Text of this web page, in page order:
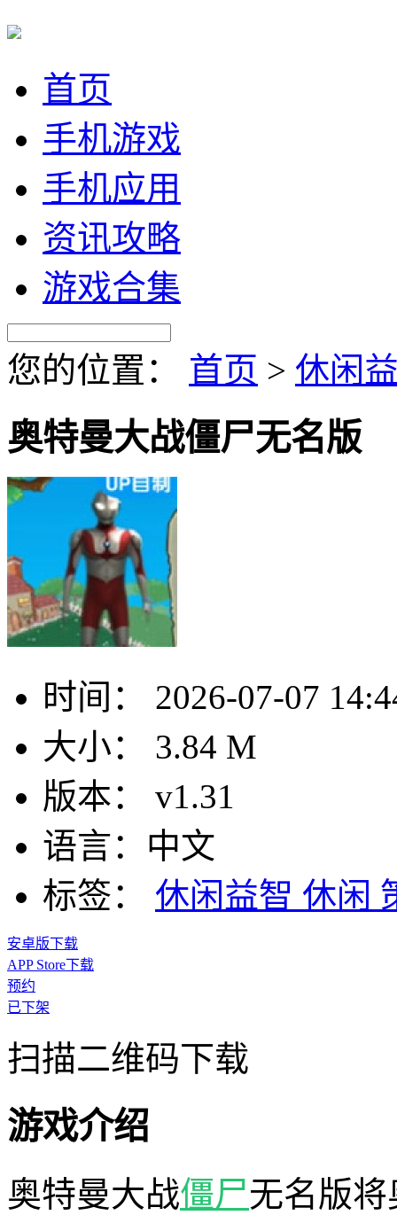
首页
手机游戏
手机应用
资讯攻略
游戏合集
您的位置： 首页 > 休闲
奥特曼大战僵尸无名版
时间：
2026-07-07
大小：
3.84 M
版本：
v1.31
语言： 中文
标签：
休闲益智 休闲
安卓版下载
APP Store下载
预约
已下架
扫描二维码下载
游戏介绍
奥特曼大战僵尸无名版